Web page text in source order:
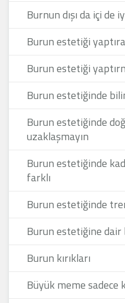
Burnun dışı da içi de
Burun estetiği
Burun estetiği
Burun estetiğinde
Burun estetiğinde
uzaklaşmayın
Burun estetiğinde
farklı
Burun estetiğinde
Burun estetiğine
Burun kırıkları
Büyük meme sadece